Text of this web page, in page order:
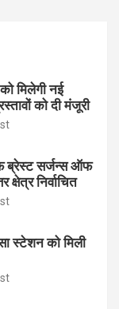
मिलेगी नई
को दी मंजूरी
ब्रेस्ट सर्जन्स ऑफ
निर्वाचित
स्टेशन को मिली